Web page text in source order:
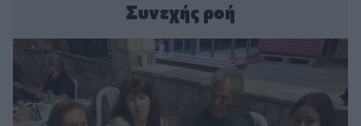
Συνεχής ροή